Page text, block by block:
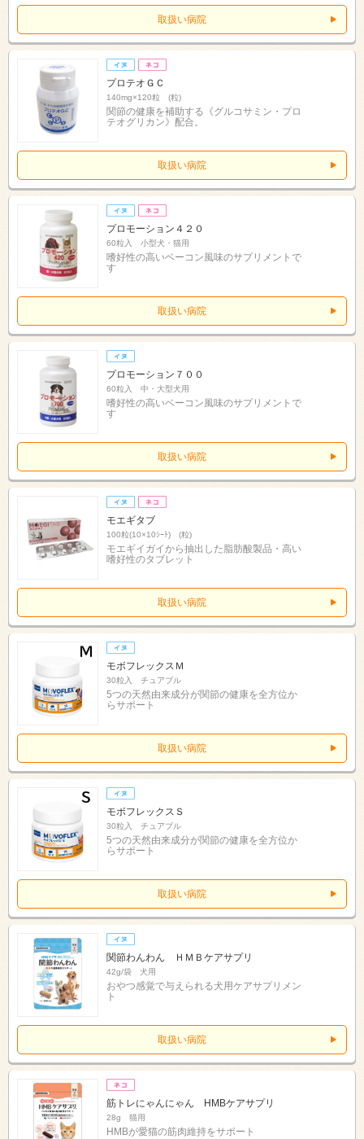
取扱い病院
プロテオＧＣ
140mg×120粒 (粒)
関節の健康を補助する《グルコサミン・プロ
テオグリカン》配合。
取扱い病院
プロモーション４２０
60粒入 小型犬・猫用
嗜好性の高いベーコン風味のサプリメントで
す
取扱い病院
プロモーション７００
60粒入 中・大型犬用
嗜好性の高いベーコン風味のサプリメントで
す
取扱い病院
モエギタブ
100粒(10×10ｼｰﾄ) (粒)
モエギイガイから抽出した脂肪酸製品・高い
嗜好性のタブレット
取扱い病院
モボフレックスＭ
30粒入 チュアブル
5つの天然由来成分が関節の健康を全方位か
らサポート
取扱い病院
モボフレックスＳ
30粒入 チュアブル
5つの天然由来成分が関節の健康を全方位か
らサポート
取扱い病院
関節わんわん ＨＭＢケアサプリ
42g/袋 犬用
おやつ感覚で与えられる犬用ケアサプリメン
ト
取扱い病院
筋トレにゃんにゃん HMBケアサプリ
28g 猫用
HMBが愛猫の筋肉維持をサポート